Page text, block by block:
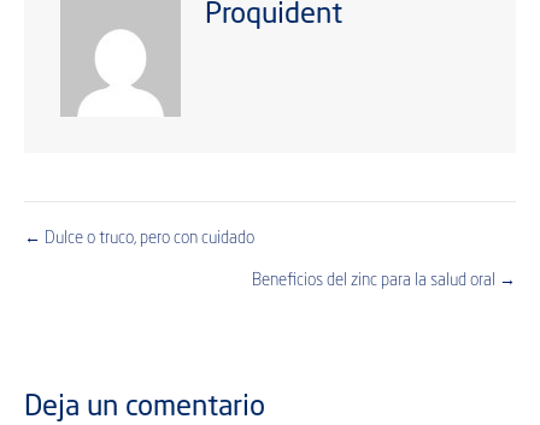
Proquident
Posts
← Dulce o truco, pero con cuidado
Beneficios del zinc para la salud oral →
Deja un comentario